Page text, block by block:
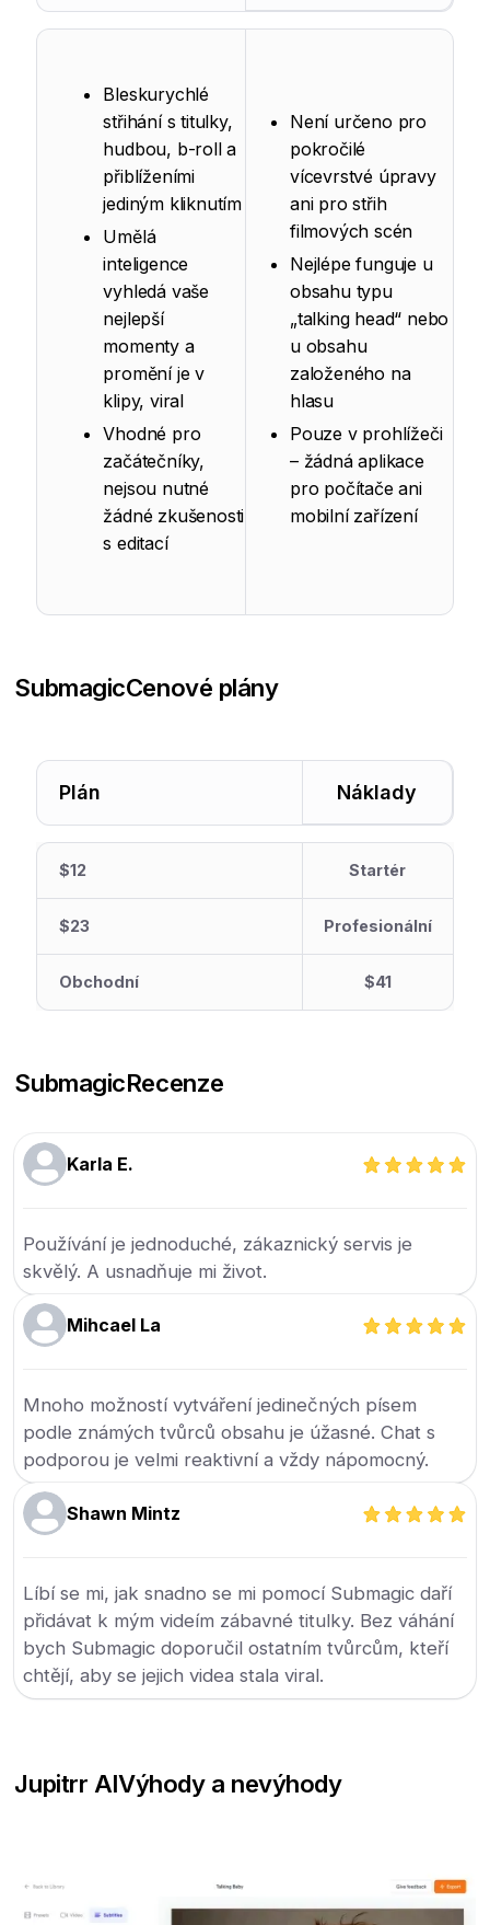
Bleskurychlé
střihání s titulky,
hudbou, b-roll a
přiblíženími
jediným kliknutím
Umělá
inteligence
vyhledá vaše
nejlepší
momenty a
promění je v
klipy, viral
Vhodné pro
začátečníky,
nejsou nutné
žádné zkušenosti
s editací
Není určeno pro
pokročilé
vícevrstvé úpravy
ani pro střih
filmových scén
Nejlépe funguje u
obsahu typu
„talking head“ nebo
u obsahu
založeného na
hlasu
Pouze v prohlížeči
– žádná aplikace
pro počítače ani
mobilní zařízení
SubmagicCenové plány
Plán Náklady
$12 Startér
$23 Profesionální
Obchodní $41
SubmagicRecenze
Karla E.
Používání je jednoduché, zákaznický servis je
skvělý. A usnadňuje mi život.
Mihcael La
Mnoho možností vytváření jedinečných písem
podle známých tvůrců obsahu je úžasné. Chat s
podporou je velmi reaktivní a vždy nápomocný.
Shawn Mintz
Líbí se mi, jak snadno se mi pomocí Submagic daří
přidávat k mým videím zábavné titulky. Bez váhání
bych Submagic doporučil ostatním tvůrcům, kteří
chtějí, aby se jejich videa stala viral.
Jupitrr AIVýhody a nevýhody